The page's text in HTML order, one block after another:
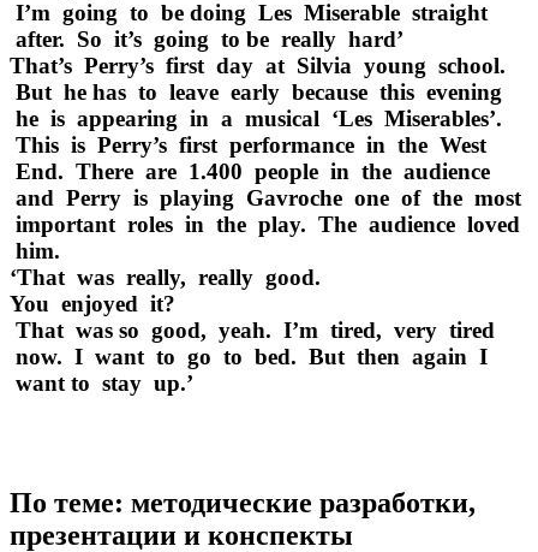
I’m going to be doing Les Miserable straight
after. So it’s going to be really hard’
That’s Perry’s first day at Silvia young school.
But he has to leave early because this evening
he is appearing in a musical ‘Les Miserables’.
This is Perry’s first performance in the West
End. There are 1.400 people in the audience
and Perry is playing Gavroche one of the most
important roles in the play. The audience loved
him.
‘That was really, really good.
You enjoyed it?
That was so good, yeah. I’m tired, very tired
now. I want to go to bed. But then again I
want to stay up.’
По теме: методические разработки,
презентации и конспекты